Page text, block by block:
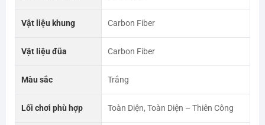
Vật liệu khung Carbon Fiber
Vật liệu đũa Carbon Fiber
Màu sắc Trắng
Lối chơi phù hợp Toàn Diện, Toàn Diện – Thiên Công